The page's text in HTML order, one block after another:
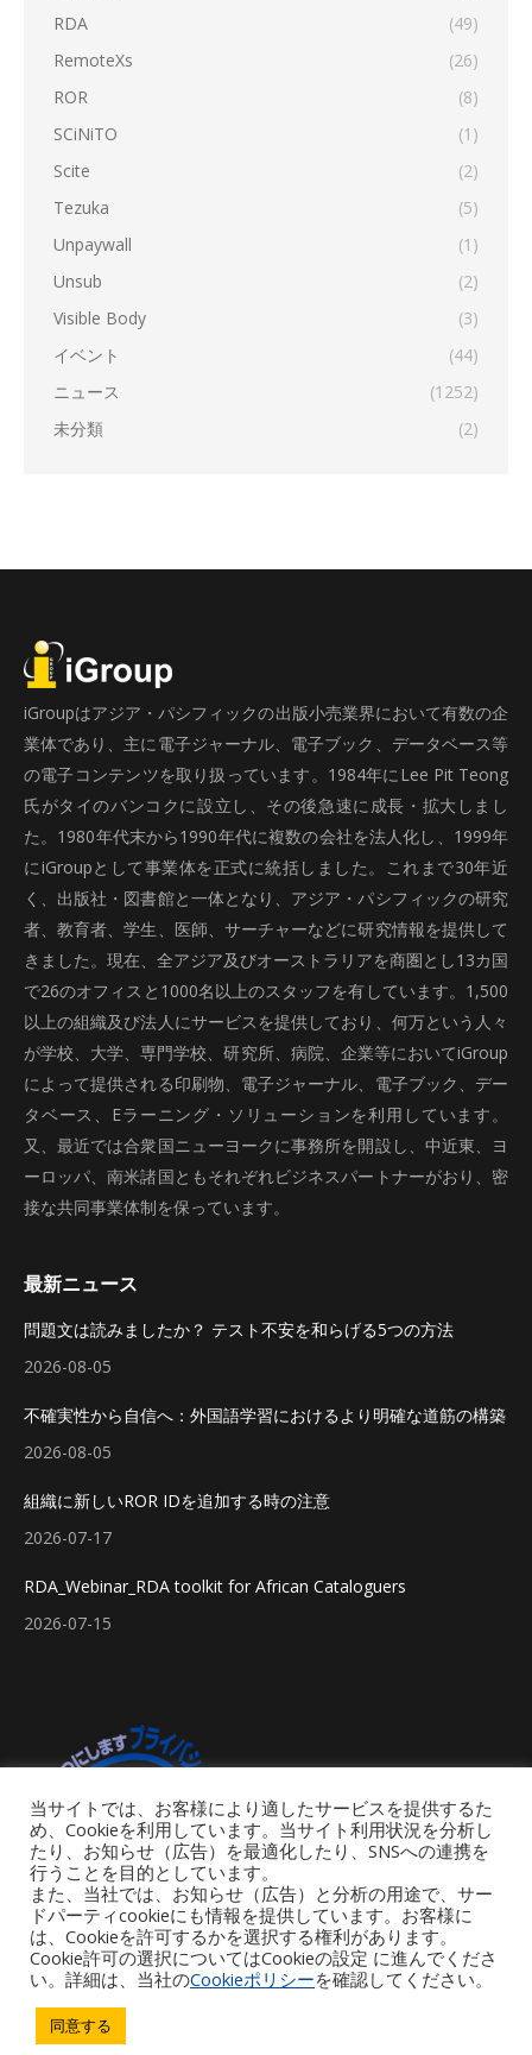
RDA
(49)
RemoteXs
(26)
ROR
(8)
SCiNiTO
(1)
Scite
(2)
Tezuka
(5)
Unpaywall
(1)
Unsub
(2)
Visible Body
(3)
イベント
(44)
ニュース
(1252)
未分類
(2)
iGroupはアジア・パシフィックの出版小売業界において有数の企
業体であり、主に電子ジャーナル、電子ブック、データベース等
の電子コンテンツを取り扱っています。1984年にLee Pit Teong
氏がタイのバンコクに設立し、その後急速に成長・拡大しまし
た。1980年代末から1990年代に複数の会社を法人化し、1999年
にiGroupとして事業体を正式に統括しました。これまで30年近
く、出版社・図書館と一体となり、アジア・パシフィックの研究
者、教育者、学生、医師、サーチャーなどに研究情報を提供して
きました。現在、全アジア及びオーストラリアを商圏とし13カ国
で26のオフィスと1000名以上のスタッフを有しています。1,500
以上の組織及び法人にサービスを提供しており、何万という人々
が学校、大学、専門学校、研究所、病院、企業等においてiGroup
によって提供される印刷物、電子ジャーナル、電子ブック、デー
タベース、Eラーニング・ソリューションを利用しています。
又、最近では合衆国ニューヨークに事務所を開設し、中近東、ヨ
ーロッパ、南米諸国ともそれぞれビジネスパートナーがおり、密
接な共同事業体制を保っています。
最新ニュース
問題文は読みましたか？ テスト不安を和らげる5つの方法
2026-08-05
不確実性から自信へ：外国語学習におけるより明確な道筋の構築
2026-08-05
組織に新しいROR IDを追加する時の注意
2026-07-17
RDA_Webinar_RDA toolkit for African Cataloguers
2026-07-15
Copyright © 2026 iGroup Japan. All rights reserved. Powered by iGroup
当サイトでは、お客様により適したサービスを提供するた
め、Cookieを利用しています。当サイト利用状況を分析し
たり、お知らせ（広告）を最適化したり、SNSへの連携を
行うことを目的としています。
また、当社では、お知らせ（広告）と分析の用途で、サー
ドパーティcookieにも情報を提供しています。お客様に
は、Cookieを許可するかを選択する権利があります。
Cookie許可の選択についてはCookieの設定 に進んでくださ
い。詳細は、当社のCookieポリシーを確認してください。
同意する